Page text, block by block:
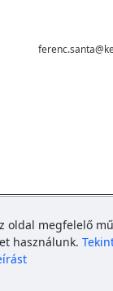
oldal megfelelő
használunk.